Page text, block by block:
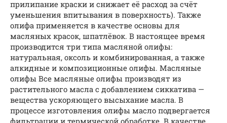
прилипание краски и снижает её расход за счёт
уменьшения впитывания в поверхность). Также
олифа применяется в качестве основы для
масляных красок, шпатлёвок. В настоящее время
производится три типа масляной олифы:
натуральная, оксоль и комбинированная, а также
алкидные и композиционные олифы. Масляные
олифы Все масляные олифы производят из
растительного масла с добавлением сиккатива —
вещества ускоряющего высыхание масла. В
процессе изготовления олифы масло подвергается
фильтрации и термической обработке. В качестве